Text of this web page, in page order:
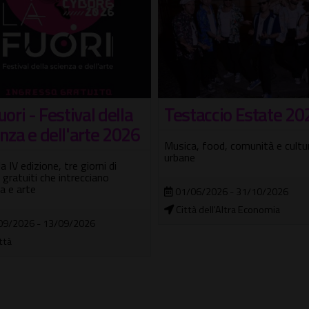
Estate 2026
food, comunità e culture
2026 - 31/10/2026
Festival della
Arte, design sostenibile,
genere